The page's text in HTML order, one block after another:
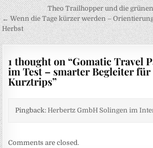
Beitragsnavigation
Theo Trailhopper und die
← Wenn die Tage kürzer werden –
Herbst
1 thought on “Gomatic Travel
im Test – smarter Begleiter
Kurztrips”
Pingback:Herbertz GmbH Solingen im
Comments are closed.